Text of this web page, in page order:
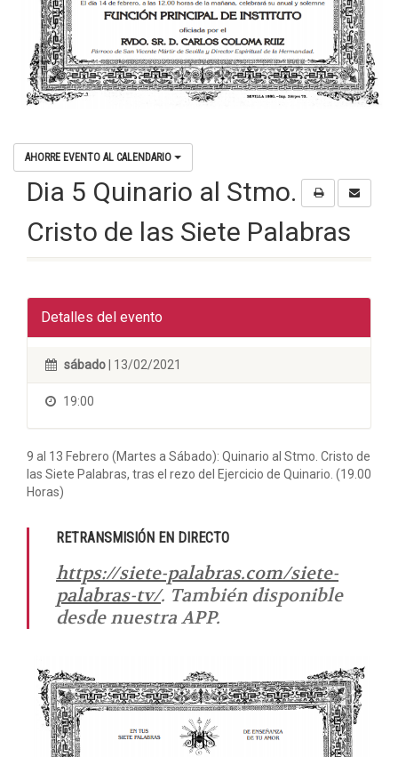
AHORRE EVENTO AL CALENDARIO
Dia 5 Quinario al Stmo.
Cristo de las Siete Palabras
Detalles del evento
sábado| 13/02/2021
19:00
9 al 13 Febrero (Martes a Sábado): Quinario al Stmo. Cristo de
las Siete Palabras, tras el rezo del Ejercicio de Quinario. (19.00
Horas)
RETRANSMISIÓN EN DIRECTO
https://siete-palabras.com/siete-
palabras-tv/. También disponible
desde nuestra APP.